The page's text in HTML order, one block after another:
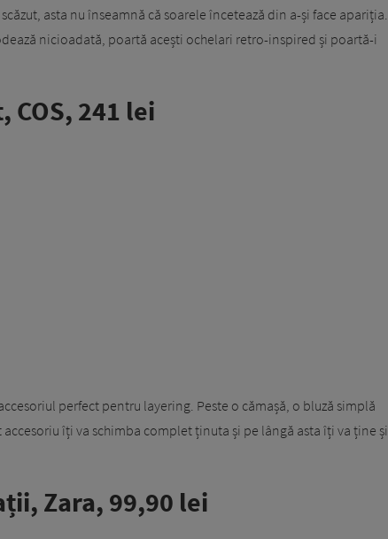
asta nu înseamnă că soarele încetează din a-și face apariția.
nicioadată, poartă acești ochelari retro-inspired și poartă-i
241 lei
perfect pentru layering. Peste o cămașă, o bluză simplă
accesoriu îți va schimba complet ținuta și pe lângă asta îți va ține și
Zara, 99,90 lei